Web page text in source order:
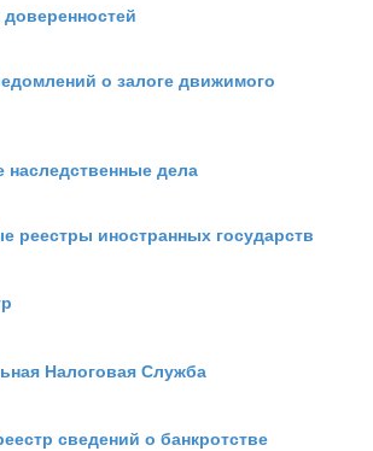
о залоге движимого
дела
реестры иностранных государств
Налоговая Служба
сведений о банкротстве